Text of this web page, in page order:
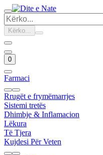
Kërko...
0
Farmaci
Rrugët e frymëmarrjes
Sistemi tretës
Dhimbje & Inflamacion
Lëkura
Të Tjera
Kujdesi Për Veten